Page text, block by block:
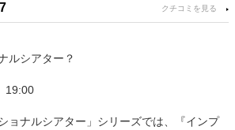
ルシアター？
19:00
ョナルシアター」シリーズでは、『インプ